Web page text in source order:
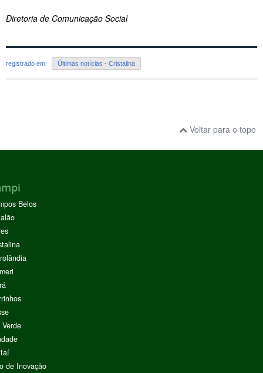
Diretoria de Comunicação Social
registrado em: Últimas notícias - Cristalina
Voltar para o topo
Belos
de Inovação